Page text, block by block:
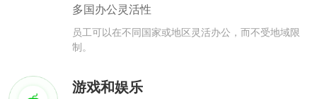
多国办公灵活性
员工可以在不同国家或地区灵活办公，而不受地域限
制。
游戏和娱乐